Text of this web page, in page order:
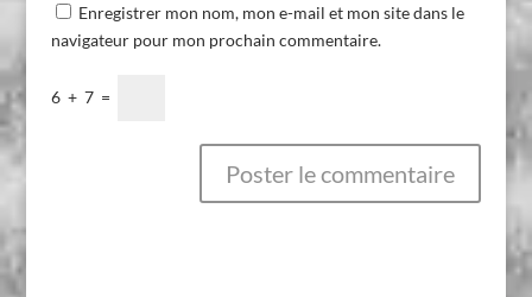
Enregistrer mon nom, mon e-mail et mon site dans le
navigateur pour mon prochain commentaire.
6 + 7 =